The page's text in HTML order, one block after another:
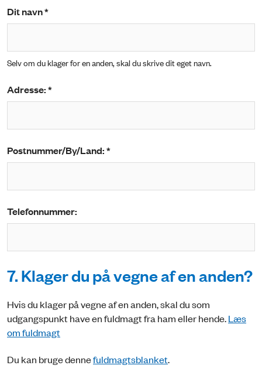
Dit navn *
Selv om du klager for en anden, skal du skrive dit eget navn.
Adresse: *
Postnummer/By/Land: *
Telefonnummer:
7. Klager du på vegne af en anden?
Hvis du klager på vegne af en anden, skal du som
udgangspunkt have en fuldmagt fra ham eller hende.Læs
om fuldmagt
Du kan bruge dennefuldmagtsblanket.